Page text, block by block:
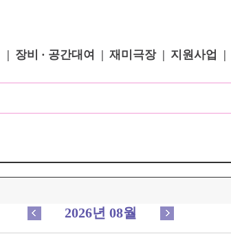
장비 · 공간대여 재미극장 지원사업
2026년 08월